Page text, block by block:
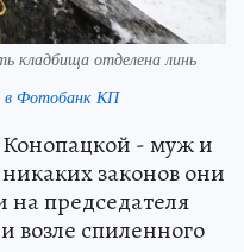
кладбища отделена линь
в Фотобанк КП
- муж и
законов они
председателя
возле спиленного